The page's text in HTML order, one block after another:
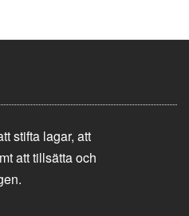
stifta lagar, att
att tillsätta och